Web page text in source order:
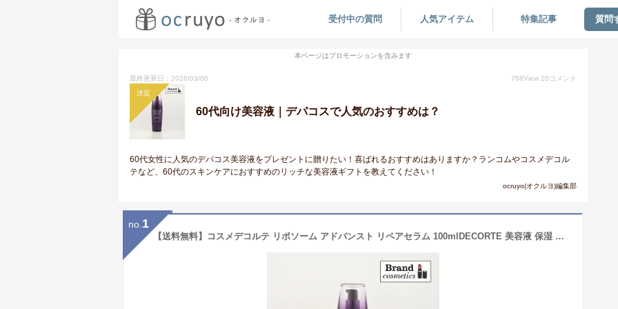
受付中の質問 人気アイテム 特集記事 質問
本ページはプロモーションを含みます
最終更新日：2026/03/06 768View 20 コメント
決定
60代向け美容液｜デパコスで人気のおすすめは？
60代女性に人気のデパコス美容液をプレゼントに贈りたい！喜ばれるおすすめはありますか？ランコムやコスメデコル
テなど、60代のスキンケアにおすすめのリッチな美容液ギフトを教えてください！
ocruyo(オクルヨ)編集部
no. 1
【送料無料】コスメデコルテ リポソーム アドバンスト リペアセラム 100mlDECORTE 美容液 保湿 潤い スキンケア フェイスクリーム 美容ケア 化粧品 コスメ デパコス 30代 40代 50代 60代 女性 彼女 友達 妻